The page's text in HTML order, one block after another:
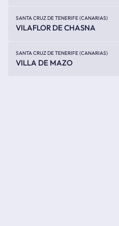
SANTA CRUZ DE TENERIFE (CANARIAS)
VILAFLOR DE CHASNA
SANTA CRUZ DE TENERIFE (CANARIAS)
VILLA DE MAZO